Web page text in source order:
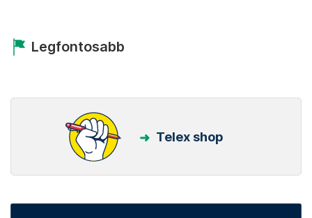
Legfontosabb
Telex shop